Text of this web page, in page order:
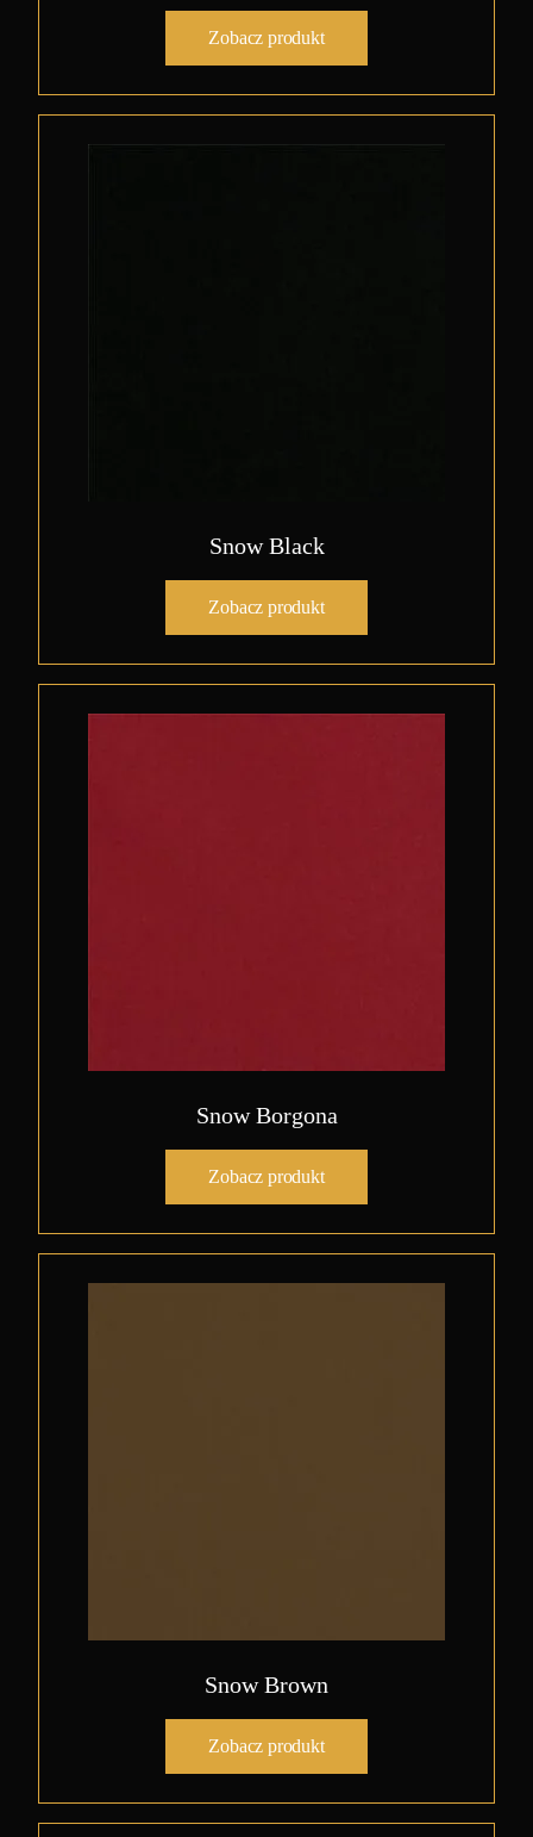
Zobacz produkt
Snow Black
Zobacz produkt
Snow Borgona
Zobacz produkt
Snow Brown
Zobacz produkt